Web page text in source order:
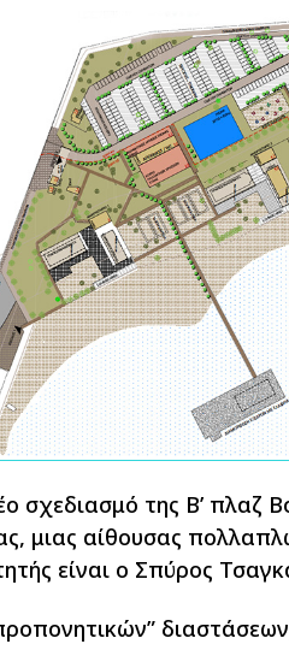
σχεδιασμό της Β’ πλαζ
μιας αίθουσας
είναι ο Σπύρος